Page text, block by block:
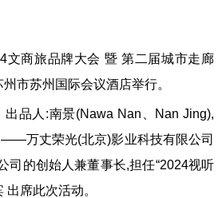
文商旅品牌大会 暨 第二届城市走廊
市苏州国际会议酒店举行。
品人:南景(Nawa Nan、Nan Jing),
万丈荣光(北京)影业科技有限公司
司的创始人兼董事长,担任“2024视听
出席此次活动。